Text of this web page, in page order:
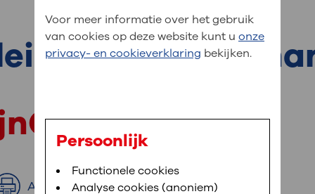
website navigatie
bent u naar op
,MijnOLVG,Uw bezoek aan OLVG
medische gegevens
In MijnOLVG kunt u uw medische
het u uitkomt. OLVG breidt MijnOLVG
bij uw
Afdrukken
Voor meer informatie over het gebruik
van cookies op deze website kunt u onze
privacy- en cookieverklaring bekijken.
Persoonlijk
Functionele cookies
Analyse cookies (anoniem)